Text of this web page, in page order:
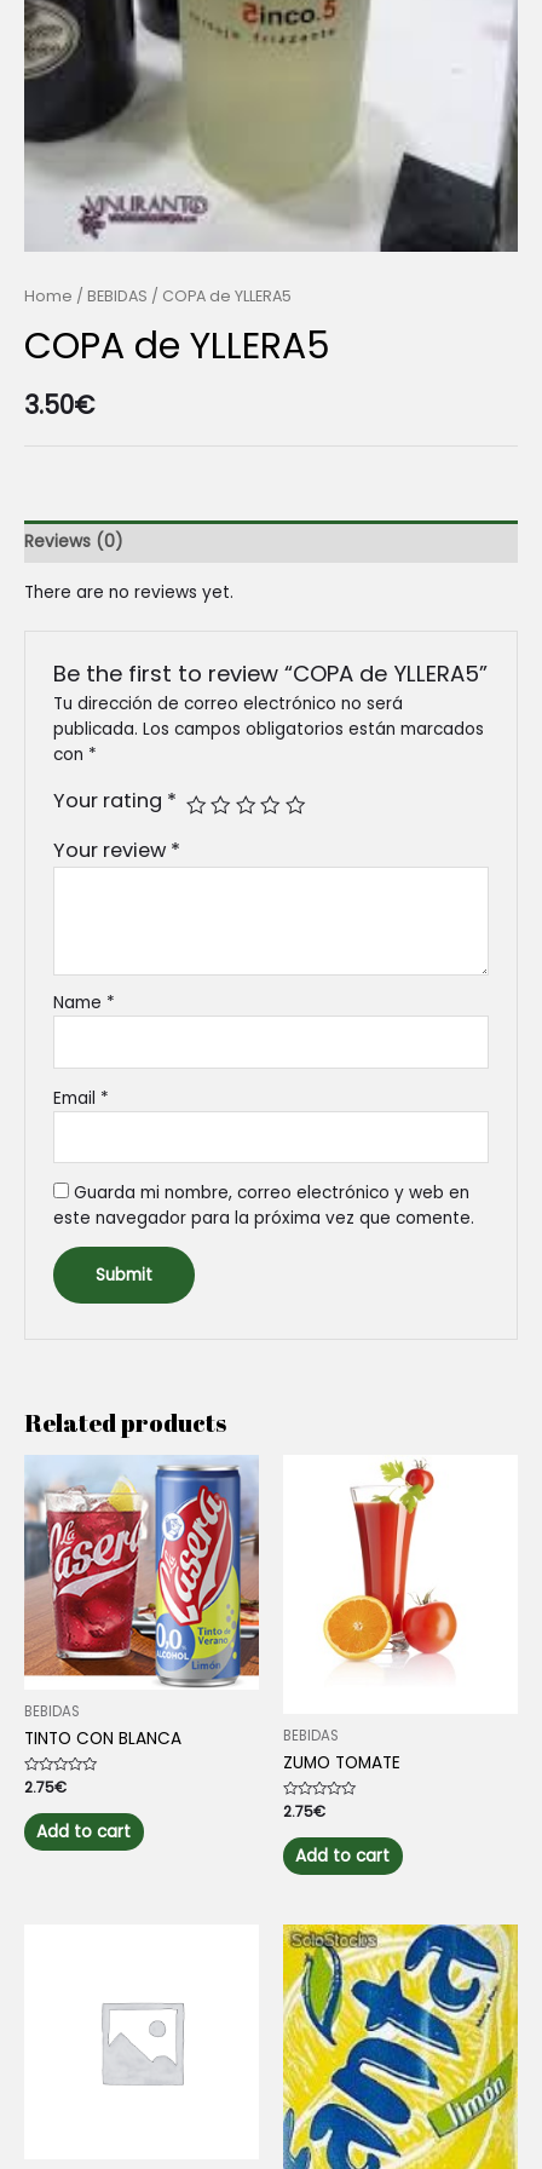
Home / BEBIDAS / COPA de YLLERA5
COPA de YLLERA5
3.50€
Reviews (0)
There are no reviews yet.
Be the first to review “COPA de YLLERA5”
Tu dirección de correo electrónico no será
publicada. Los campos obligatorios están marcados
con *
Your rating *
Your review *
Name *
Email *
Guarda mi nombre, correo electrónico y web en
este navegador para la próxima vez que comente.
Related products
BEBIDAS
TINTO CON BLANCA
Rated
out
of
5
2.75€
Add to cart
BEBIDAS
ZUMO TOMATE
Rated
0
out
of
5
2.75€
Add to cart